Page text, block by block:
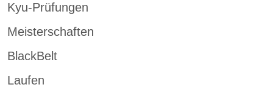
Kyu-Prüfungen
Meisterschaften
BlackBelt
Laufen